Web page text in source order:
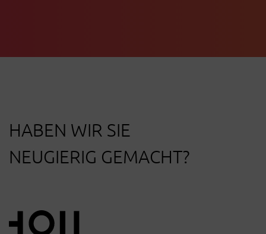
HABEN WIR SIE
NEUGIERIG GEMACHT?